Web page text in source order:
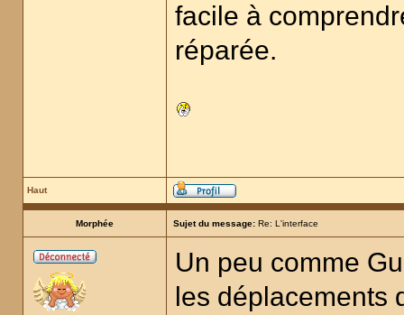
facile à
réparée.
Haut
Morphée Sujet du message: Re: L'interface
Un peu comme
les déplacements